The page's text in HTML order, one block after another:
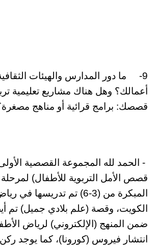
9- ما دور المدارس والهيئات
أعمالك؟ وهل هناك مشاريع تعليمية
قصصك: برامج قرائية أو مناهج
- الحمد لله المجموعة القصصية
قصص الأمل التربوية للأطفال)
المبكرة من (3-6) تم تدريسها
الكويت، وقصة (علم بلادي جميل) تم
ضمن المنهج (الإلكتروني) لرياض
انتشار فيروس (كورونا)، كما يوجد